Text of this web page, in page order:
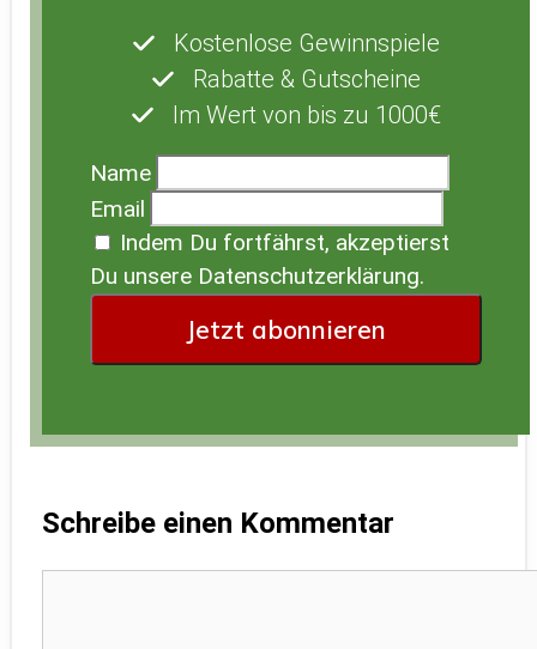
Kostenlose Gewinnspiele
Rabatte & Gutscheine
Im Wert von bis zu 1000€
Name
Email
Indem Du fortfährst, akzeptierst
Du unsere Datenschutzerklärung.
Schreibe einen Kommentar